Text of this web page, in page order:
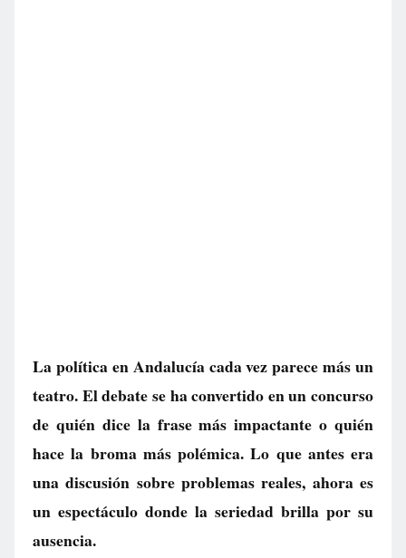
La política en Andalucía cada vez parece más un
teatro. El debate se ha convertido en un concurso
de quién dice la frase más impactante o quién
hace la broma más polémica. Lo que antes era
una discusión sobre problemas reales, ahora es
un espectáculo donde la seriedad brilla por su
ausencia.